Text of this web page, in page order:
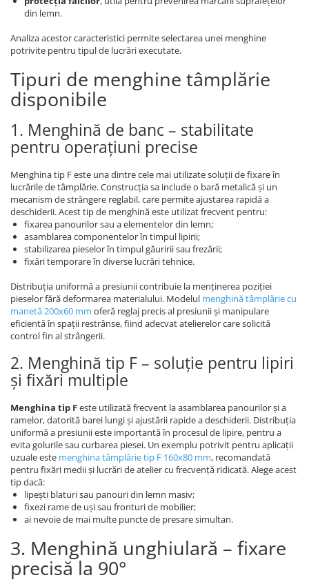
din lemn.
Analiza acestor caracteristici permite selectarea unei menghine
potrivite pentru tipul de lucrări executate.
Tipuri de menghine tâmplărie
disponibile
1. Menghină de banc – stabilitate
pentru operațiuni precise
Menghina tip F este una dintre cele mai utilizate soluții de fixare în
lucrările de tâmplărie. Construcția sa include o bară metalică și un
mecanism de strângere reglabil, care permite ajustarea rapidă a
deschiderii. Acest tip de menghină este utilizat frecvent pentru:
fixarea panourilor sau a elementelor din lemn;
asamblarea componentelor în timpul lipirii;
stabilizarea pieselor în timpul găuririi sau frezării;
fixări temporare în diverse lucrări tehnice.
Distribuția uniformă a presiunii contribuie la menținerea poziției
pieselor fără deformarea materialului. Modelul menghină tâmplărie cu
manetă 200x60 mm oferă reglaj precis al presiunii și manipulare
eficientă în spații restrânse, fiind adecvat atelierelor care solicită
control fin al strângerii.
2. Menghină tip F – soluție pentru lipiri
și fixări multiple
Menghina tip Feste utilizată frecvent la asamblarea panourilor și a
ramelor, datorită barei lungi și ajustării rapide a deschiderii. Distribuția
uniformă a presiunii este importantă în procesul de lipire, pentru a
evita golurile sau curbarea piesei. Un exemplu potrivit pentru aplicații
uzuale este menghina tâmplărie tip F 160x80 mm, recomandată
pentru fixări medii și lucrări de atelier cu frecvență ridicată. Alege acest
tip dacă:
lipești blaturi sau panouri din lemn masiv;
fixezi rame de uși sau fronturi de mobilier;
ai nevoie de mai multe puncte de presare simultan.
3. Menghină unghiulară – fixare
precisă la 90°